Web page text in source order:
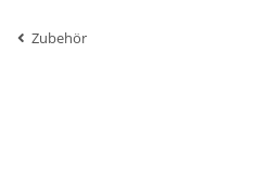
Zubehör